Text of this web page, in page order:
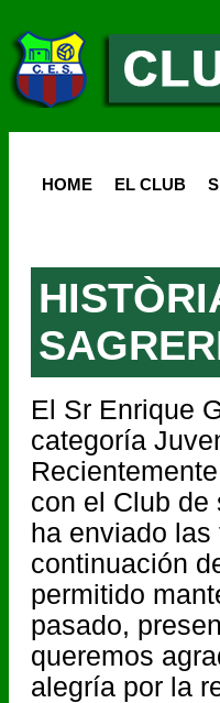
HOME EL CLUB
El Sr Enrique
categoría
con el Club de
ha enviado
continuación
permitido
pasado,
queremos
alegría por la